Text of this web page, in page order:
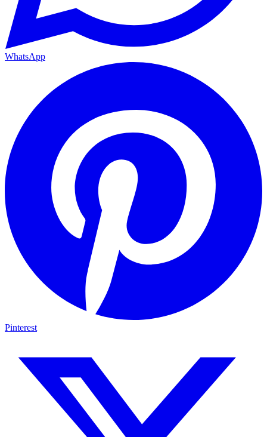
WhatsApp
Pinterest